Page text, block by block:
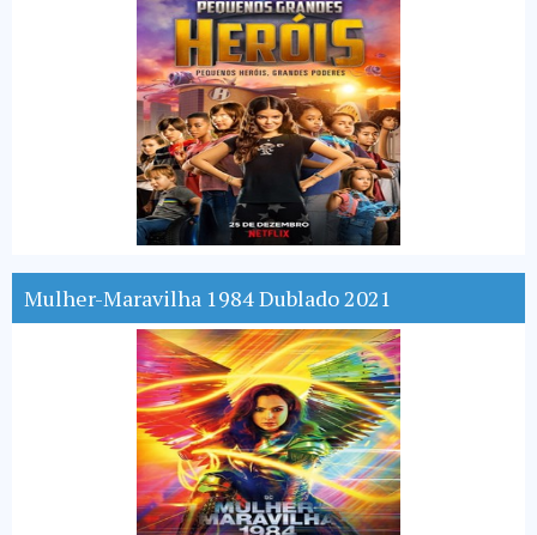
Mulher-Maravilha 1984 Dublado 2021